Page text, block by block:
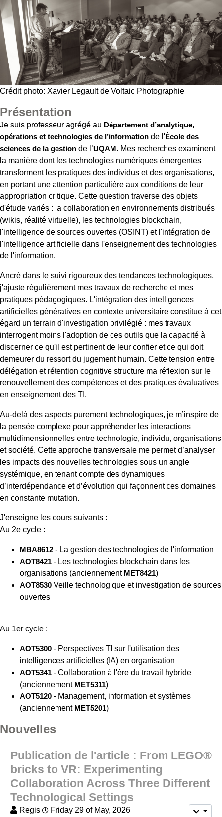
Crédit photo: Xavier Legault de Voltaic Photographie
Présentation
Je suis professeur agrégé au Département d’analytique,
opérations et technologies de l’information de l'École des
sciences de la gestion de l’UQAM. Mes recherches examinent
la manière dont les technologies numériques émergentes
transforment les pratiques des individus et des organisations,
en portant une attention particulière aux conditions de leur
appropriation critique. Cette question traverse des objets
d'étude variés : la collaboration en environnements distribués
(wikis, réalité virtuelle), les technologies blockchain,
l'intelligence de sources ouvertes (OSINT) et l'intégration de
l'intelligence artificielle dans l'enseignement des technologies
de l'information.
Ancré dans le suivi rigoureux des tendances technologiques,
j'ajuste régulièrement mes travaux de recherche et mes
pratiques pédagogiques. L'intégration des intelligences
artificielles génératives en contexte universitaire constitue à cet
égard un terrain d'investigation privilégié : mes travaux
interrogent moins l'adoption de ces outils que la capacité à
discerner ce qu'il est pertinent de leur confier et ce qui doit
demeurer du ressort du jugement humain. Cette tension entre
délégation et rétention cognitive structure ma réflexion sur le
renouvellement des compétences et des pratiques évaluatives
en enseignement des TI.
Au-delà des aspects purement technologiques, je m’inspire de
la pensée complexe pour appréhender les interactions
multidimensionnelles entre technologie, individu, organisations
et société. Cette approche transversale me permet d’analyser
les impacts des nouvelles technologies sous un angle
systémique, en tenant compte des dynamiques
d’interdépendance et d’évolution qui façonnent ces domaines
en constante mutation.
J'enseigne les cours suivants :
Au 2e cycle :
MBA8612 - La gestion des technologies de l'information
AOT8421 - Les technologies blockchain dans les
organisations (anciennement MET8421)
AOT8530 Veille technologique et investigation de sources
ouvertes
Au 1er cycle :
AOT5300 - Perspectives TI sur l'utilisation des
intelligences artificielles (IA) en organisation
AOT5341 - Collaboration à l'ère du travail hybride
(anciennement MET5311)
AOT5120 - Management, information et systèmes
(anciennement MET5201)
Nouvelles
Publication de l'article : From LEGO®
bricks to VR: Experimenting
Collaboration Across Three Different
Technological Settings
Regis Friday 29 of May, 2026